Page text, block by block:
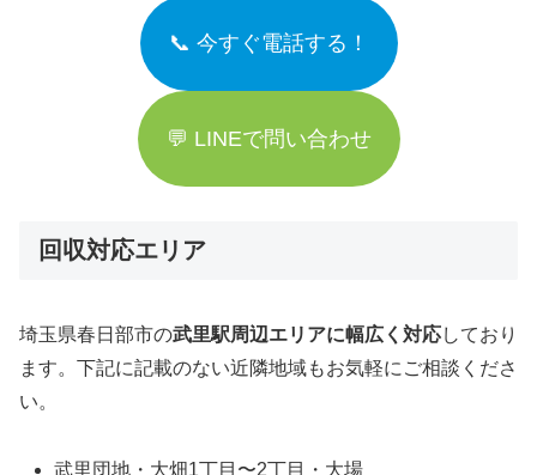
📞 今すぐ電話する！
💬 LINEで問い合わせ
回収対応エリア
埼玉県春日部市の武里駅周辺エリアに幅広く対応しており
ます。下記に記載のない近隣地域もお気軽にご相談くださ
い。
武里団地・大畑1丁目〜2丁目・大場